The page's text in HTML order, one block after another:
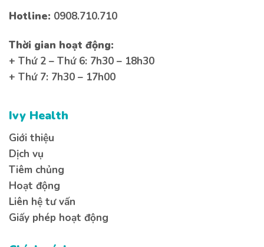
Hotline: 0908.710.710
Thời gian hoạt động:
+ Thứ 2 – Thứ 6: 7h30 – 18h30
+ Thứ 7: 7h30 – 17h00
Ivy Health
Giới thiệu
Dịch vụ
Tiêm chủng
Hoạt động
Liên hệ tư vấn
Giấy phép hoạt động